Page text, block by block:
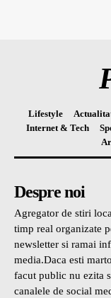
Lifestyle
Internet & Tech
Despre noi
Agregator de stiri
timp real organizate
newsletter si ramai
media.Daca esti
facut public nu ezita
canalele de social